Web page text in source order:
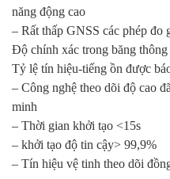
năng động cao
– Rất thấp GNSS các phép
Độ chính xác trong băng
Tỷ lệ tín hiệu-tiếng ồn được
– Công nghệ theo dõi độ cao
minh
– Thời gian khởi tạo <15s
– khởi tạo độ tin cậy> 99,9%
– Tín hiệu vệ tinh theo dõi